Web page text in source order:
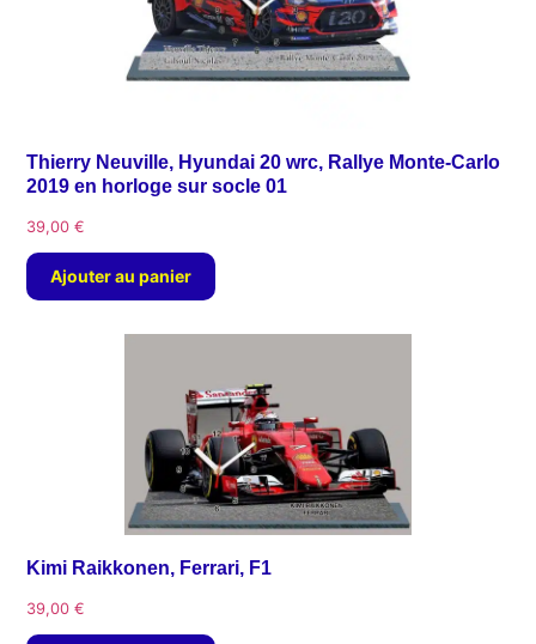
Thierry Neuville, Hyundai 20 wrc, Rallye Monte-Carlo
2019 en horloge sur socle 01
39,00 €
Ajouter au panier
Kimi Raikkonen, Ferrari, F1
39,00 €